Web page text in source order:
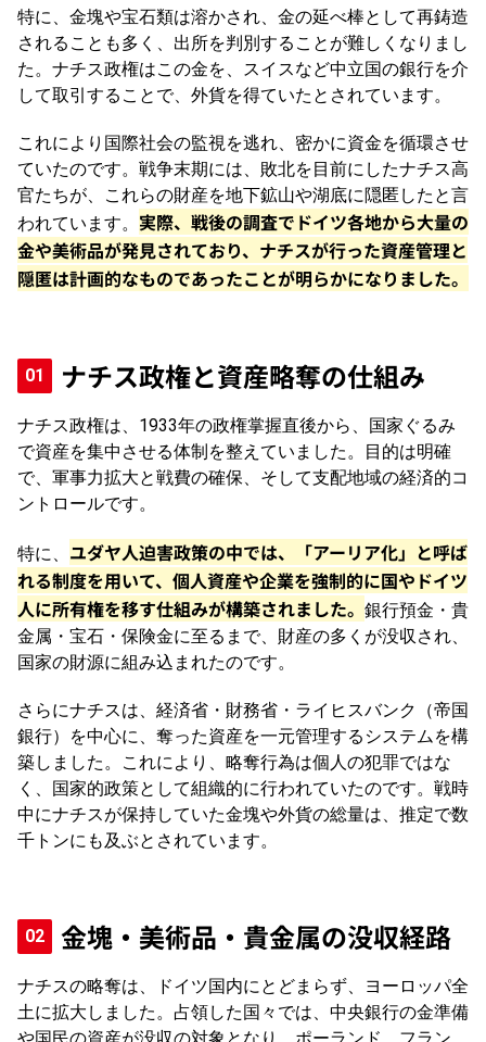
特に、金塊や宝石類は溶かされ、金の延べ棒として再鋳造
されることも多く、出所を判別することが難しくなりまし
た。ナチス政権はこの金を、スイスなど中立国の銀行を介
して取引することで、外貨を得ていたとされています。
これにより国際社会の監視を逃れ、密かに資金を循環させ
ていたのです。戦争末期には、敗北を目前にしたナチス高
官たちが、これらの財産を地下鉱山や湖底に隠匿したと言
われています。 実際、戦後の調査でドイツ各地から大量の
金や美術品が発見されており、ナチスが行った資産管理と
隠匿は計画的なものであったことが明らかになりました。
ナチス政権と資産略奪の仕組み
ナチス政権は、1933年の政権掌握直後から、国家ぐるみ
で資産を集中させる体制を整えていました。目的は明確
で、軍事力拡大と戦費の確保、そして支配地域の経済的コ
ントロールです。
特に、 ユダヤ人迫害政策の中では、「アーリア化」と呼ば
れる制度を用いて、個人資産や企業を強制的に国やドイツ
人に所有権を移す仕組みが構築されました。 銀行預金・貴
金属・宝石・保険金に至るまで、財産の多くが没収され、
国家の財源に組み込まれたのです。
さらにナチスは、経済省・財務省・ライヒスバンク（帝国
銀行）を中心に、奪った資産を一元管理するシステムを構
築しました。これにより、略奪行為は個人の犯罪ではな
く、国家的政策として組織的に行われていたのです。戦時
中にナチスが保持していた金塊や外貨の総量は、推定で数
千トンにも及ぶとされています。
金塊・美術品・貴金属の没収経路
ナチスの略奪は、ドイツ国内にとどまらず、ヨーロッパ全
土に拡大しました。占領した国々では、中央銀行の金準備